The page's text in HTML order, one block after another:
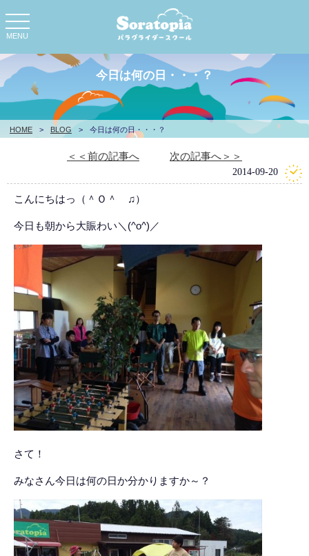
toggle
navigation
MENU
HOME > BLOG > 今日は何の日・・・？
今日は何の日・・・？
＜＜前の記事へ 次の記事へ＞＞
2014-09-20
こんにちはっ（＾Ｏ＾ ♫）
今日も朝から大賑わい＼(^o^)／
さて！
みなさん今日は何の日か分かりますか～？